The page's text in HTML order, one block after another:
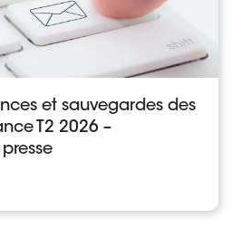
et sauvegardes des
T2 2026 –